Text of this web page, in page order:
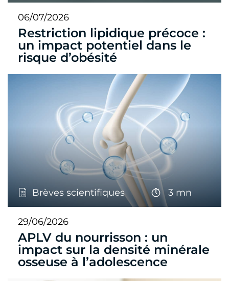
06/07/2026
Restriction lipidique précoce :
un impact potentiel dans le
risque d’obésité
Brèves scientifiques 3 mn
29/06/2026
APLV du nourrisson : un
impact sur la densité minérale
osseuse à l’adolescence